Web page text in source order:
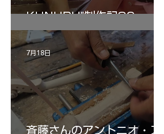
KUNUPU"制作記30
斉藤さんのアントニオ・ス
7月18日